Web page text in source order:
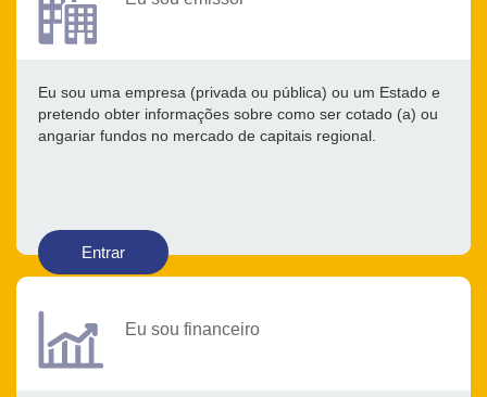
Eu sou uma empresa (privada ou pública) ou um Estado e
pretendo obter informações sobre como ser cotado (a) ou
angariar fundos no mercado de capitais regional.
Entrar
Eu sou financeiro